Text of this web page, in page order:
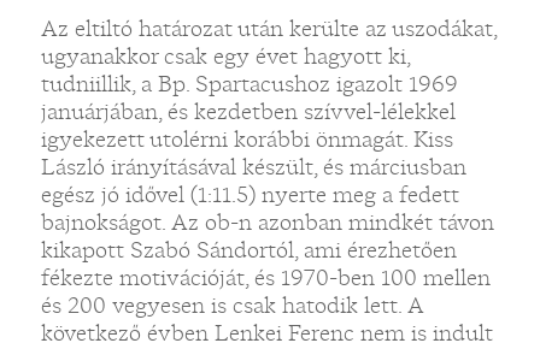
Az eltiltó határozat után kerülte az uszodákat,
ugyanakkor csak egy évet hagyott ki,
tudniillik, a Bp. Spartacushoz igazolt 1969
januárjában, és kezdetben szívvel-lélekkel
igyekezett utolérni korábbi önmagát. Kiss
László irányításával készült, és márciusban
egész jó idővel (1:11.5) nyerte meg a fedett
bajnokságot. Az ob-n azonban mindkét távon
kikapott Szabó Sándortól, ami érezhetően
fékezte motivációját, és 1970-ben 100 mellen
és 200 vegyesen is csak hatodik lett. A
következő évben Lenkei Ferenc nem is indult